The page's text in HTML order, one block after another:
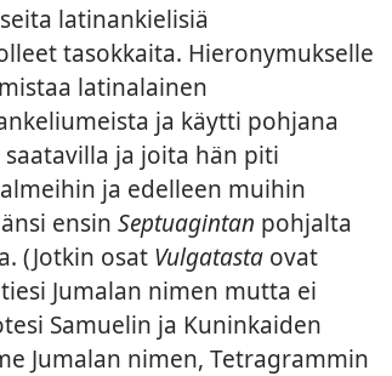
latinankielisiä
tasokkaita. Hieronymukselle
latinalainen
ja käytti pohjana
ja joita hän piti
ja edelleen muihin
ensin Septuagintan pohjalta
(Jotkin osat Vulgatasta ovat
Jumalan nimen mutta ei
Samuelin ja Kuninkaiden
Jumalan nimen, Tetragrammin